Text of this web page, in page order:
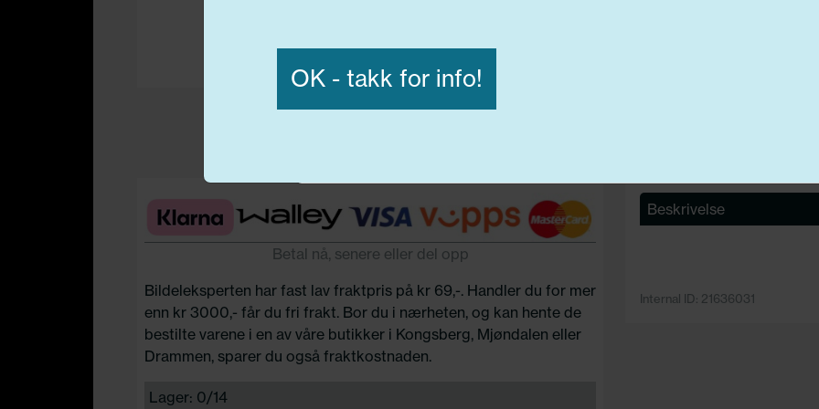
Betal nå, senere eller del opp
Bildeleksperten har fast lav fraktpris på kr 69,-. Handler du for mer
enn kr 3000,- får du fri frakt. Bor du i nærheten, og kan hente de
bestilte varene i en av våre butikker i Kongsberg, Mjøndalen eller
Drammen, sparer du også fraktkostnaden.
Lager: 0/14
Beskrivelse
Internal ID: 21636031
OK - takk for info!